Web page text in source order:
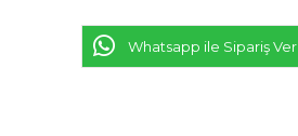
Whatsapp ile Sipariş Ver